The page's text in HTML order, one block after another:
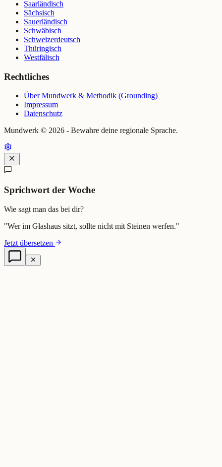
Saarländisch
Sächsisch
Sauerländisch
Schwäbisch
Schweizerdeutsch
Thüringisch
Westfälisch
Rechtliches
Über Mundwerk & Methodik (Grounding)
Impressum
Datenschutz
Mundwerk © 2026 - Bewahre deine regionale Sprache.
Sprichwort der Woche
Wie sagt man das bei dir?
"Wer im Glashaus sitzt, sollte nicht mit Steinen werfen."
Jetzt übersetzen